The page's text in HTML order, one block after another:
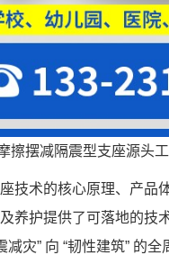
擦摆减隔震型支座源头
技术的核心原理、产品
养护提供了可落地的技
灾” 向 “韧性建筑” 的